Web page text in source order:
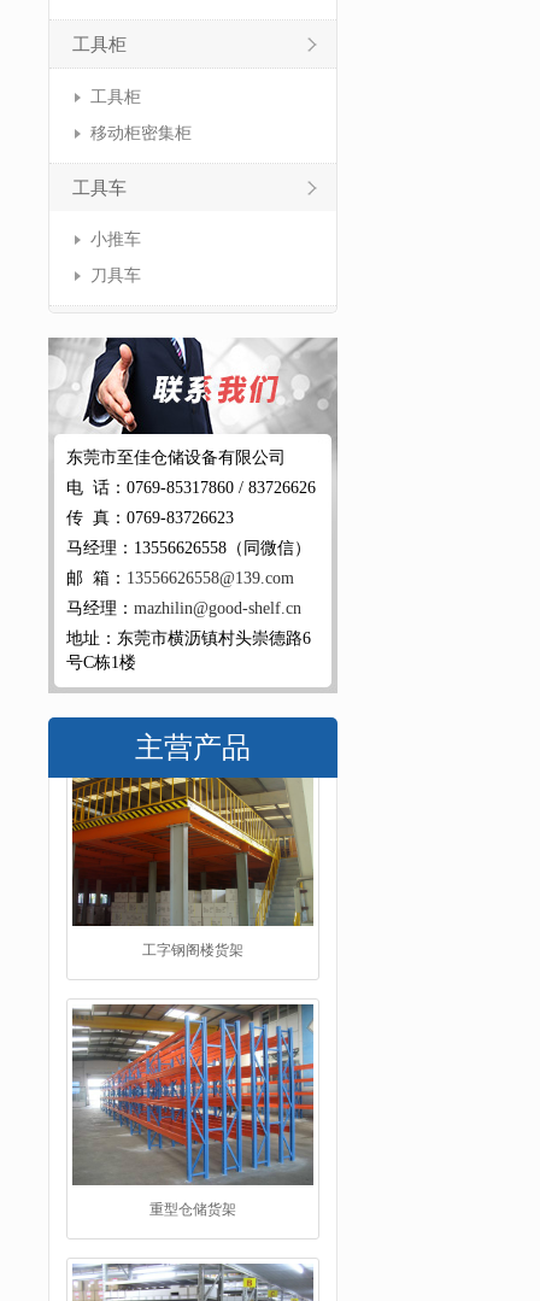
工具柜
工具柜
移动柜密集柜
工具车
小推车
刀具车
东莞市至佳仓储设备有限公司
电 话：0769-85317860 / 83726626
传 真：0769-83726623
马经理：13556626558（同微信）
邮 箱： 13556626558@139.com
马经理： mazhilin@good-shelf.cn
地址：东莞市横沥镇村头崇德路6
号C栋1楼
主营产品
重型仓储货架
仓储货架